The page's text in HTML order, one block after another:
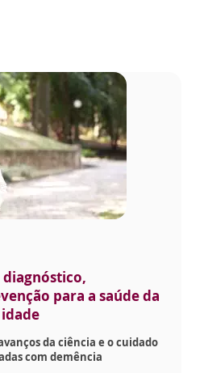
para a saúde da
da ciência e o cuidado
com demência